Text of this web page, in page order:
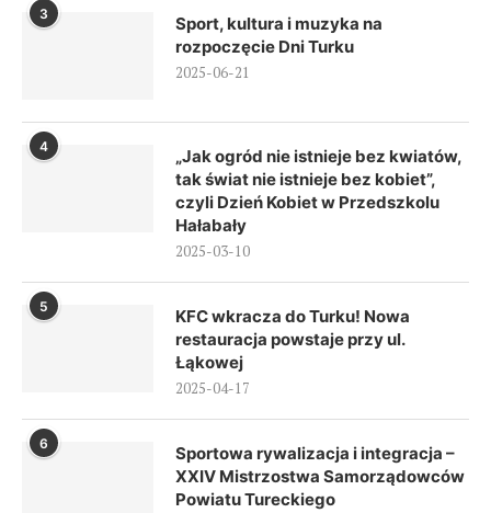
3
Sport, kultura i muzyka na
rozpoczęcie Dni Turku
2025-06-21
4
„Jak ogród nie istnieje bez kwiatów,
tak świat nie istnieje bez kobiet”,
czyli Dzień Kobiet w Przedszkolu
Hałabały
2025-03-10
5
KFC wkracza do Turku! Nowa
restauracja powstaje przy ul.
Łąkowej
2025-04-17
6
Sportowa rywalizacja i integracja –
XXIV Mistrzostwa Samorządowców
Powiatu Tureckiego